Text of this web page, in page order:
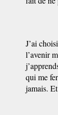
J’ai
l’avenir
qui me
jamais.